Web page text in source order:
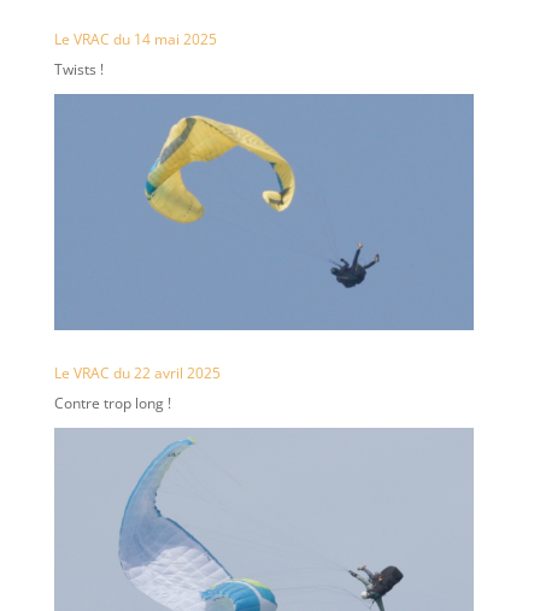
Le VRAC du 14 mai 2025
Twists !
Le VRAC du 22 avril 2025
Contre trop long !